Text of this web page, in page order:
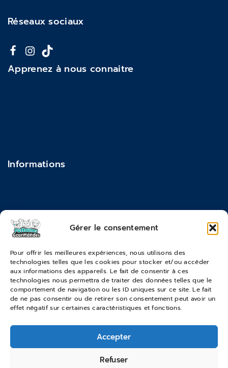
Gérer le consentement
Pour offrir les meilleures expériences, nous utilisons des
technologies telles que les cookies pour stocker et/ou accéder
aux informations des appareils. Le fait de consentir à ces
technologies nous permettra de traiter des données telles que le
comportement de navigation ou les ID uniques sur ce site. Le fait
de ne pas consentir ou de retirer son consentement peut avoir un
effet négatif sur certaines caractéristiques et fonctions.
Accepter
Refuser
Réseaux sociaux
Apprenez à nous connaitre
Informations
Moyens de paiements
Conditions générales de vente
Suivi de commande
Services & Retours
Modes de livraison
© 2026 Pattounes Gourmandes